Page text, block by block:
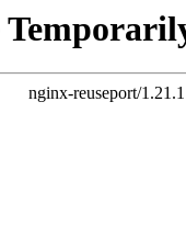
nginx-reuseport/1.21.1